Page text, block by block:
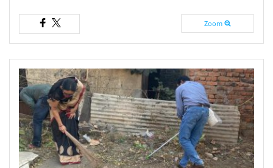
Zoom